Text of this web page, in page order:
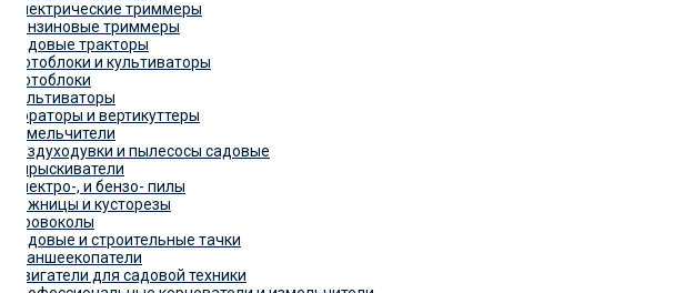
Электрические триммеры
Бензиновые триммеры
Садовые тракторы
Мотоблоки и культиваторы
Мотоблоки
Культиваторы
Аэраторы и вертикуттеры
Измельчители
Воздуходувки и пылесосы садовые
Опрыскиватели
Электро-, и бензо- пилы
Ножницы и кусторезы
Дровоколы
Садовые и строительные тачки
Траншеекопатели
Двигатели для садовой техники